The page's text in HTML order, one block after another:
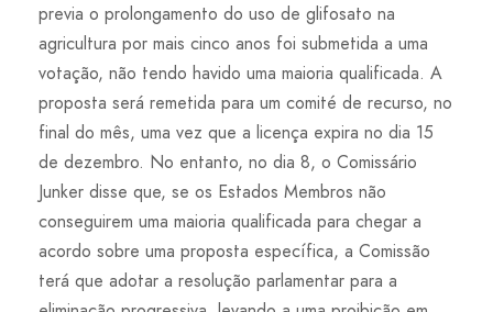
previa o prolongamento do uso de glifosato na
agricultura por mais cinco anos foi submetida a uma
votação, não tendo havido uma maioria qualificada. A
proposta será remetida para um comité de recurso, no
final do mês, uma vez que a licença expira no dia 15
de dezembro. No entanto, no dia 8, o Comissário
Junker disse que, se os Estados Membros não
conseguirem uma maioria qualificada para chegar a
acordo sobre uma proposta específica, a Comissão
terá que adotar a resolução parlamentar para a